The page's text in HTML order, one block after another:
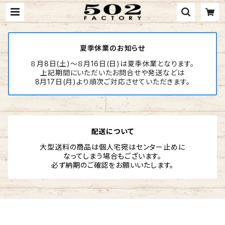
夏季休業のお知らせ
８月8日(土)～８月16日(日)は夏季休業となります。
上記期間にいただいたお問合せや発送などは
8月17日(月)より順次ご対応させていただきます。
配送について
大型送料の商品は個人宅宛はセンター止めに
なってしまう場合もございます。
必ず納期のご確認をお願いいたします。